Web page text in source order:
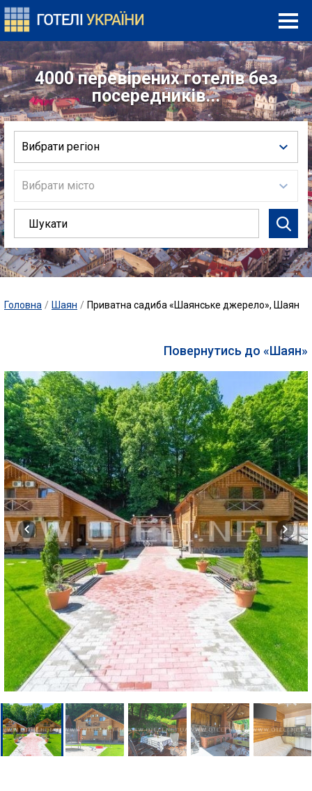
4000 перевірених готелів без
посередників...
Вибрати регіон
Вибрати місто
Головна / Шаян / Приватна садиба «Шаянське джерело», Шаян
Повернутись до «Шаян»